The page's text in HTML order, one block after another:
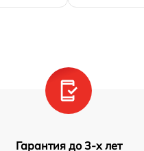
Гарантия до 3-х лет